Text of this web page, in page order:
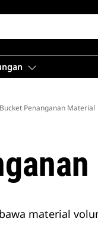
Bucket Penanganan Material
material